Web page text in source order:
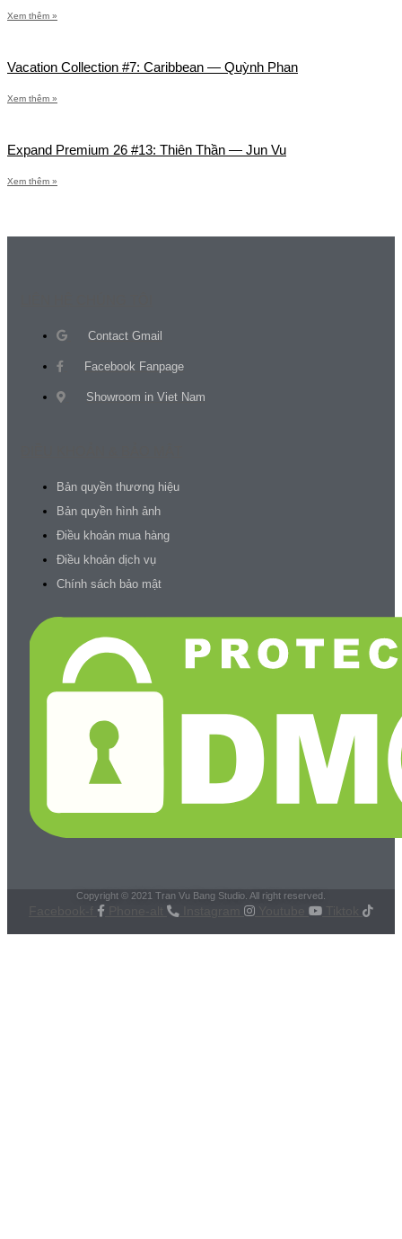
Xem thêm »
Vacation Collection #7: Caribbean — Quỳnh Phan
Xem thêm »
Expand Premium 26 #13: Thiên Thần — Jun Vu
Xem thêm »
Contact Gmail
Facebook Fanpage
Showroom in Viet Nam
Bản quyền thương hiệu
Bản quyền hình ảnh
Điều khoản mua hàng
Điều khoản dịch vụ
Chính sách bảo mật
Copyright © 2021 Tran Vu Bang Studio. All right reserved.